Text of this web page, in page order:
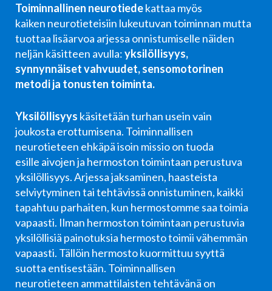
Toiminnallinen neurotiedekattaa myös
kaiken neurotieteisiin lukeutuvan toiminnan mutta
tuottaa lisäarvoa arjessa onnistumiselle näiden
neljän käsitteen avulla:yksilöllisyys,
synnynnäiset vahvuudet, sensomotorinen
metodi ja tonusten toiminta.
Yksilöllisyys käsitetään turhan usein vain
joukosta erottumisena. Toiminnallisen
neurotieteen ehkäpä isoin missio on tuoda
esille aivojen ja hermoston toimintaan perustuva
yksilöllisyys. Arjessa jaksaminen, haasteista
selviytyminen tai tehtävissä onnistuminen, kaikki
tapahtuu parhaiten, kun hermostomme saa toimia
vapaasti. Ilman hermoston toimintaan perustuvia
yksilöllisiä painotuksia hermosto toimii vähemmän
vapaasti. Tällöin hermosto kuormittuu syyttä
suotta entisestään. Toiminnallisen
neurotieteen ammattilaisten tehtävänä on